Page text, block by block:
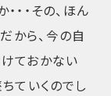
・・その、ほん
から、今の自
ておかない
ていくのでし